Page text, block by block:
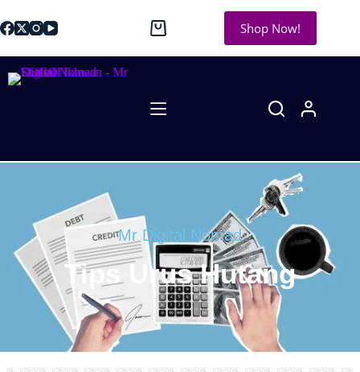
Shop Now!
Mr Digital Nomad
Tips Urus Hutang